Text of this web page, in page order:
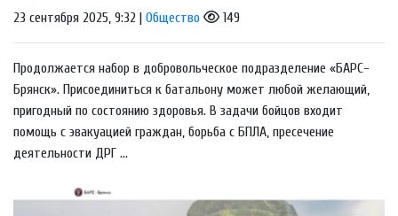
23 сентября 2025, 9:32 | Общество 149
Продолжается набор в добровольческое подразделение «БАРС-
Брянск». Присоединиться к батальону может любой желающий,
пригодный по состоянию здоровья. В задачи бойцов входит
помощь с эвакуацией граждан, борьба с БПЛА, пресечение
деятельности ДРГ ...